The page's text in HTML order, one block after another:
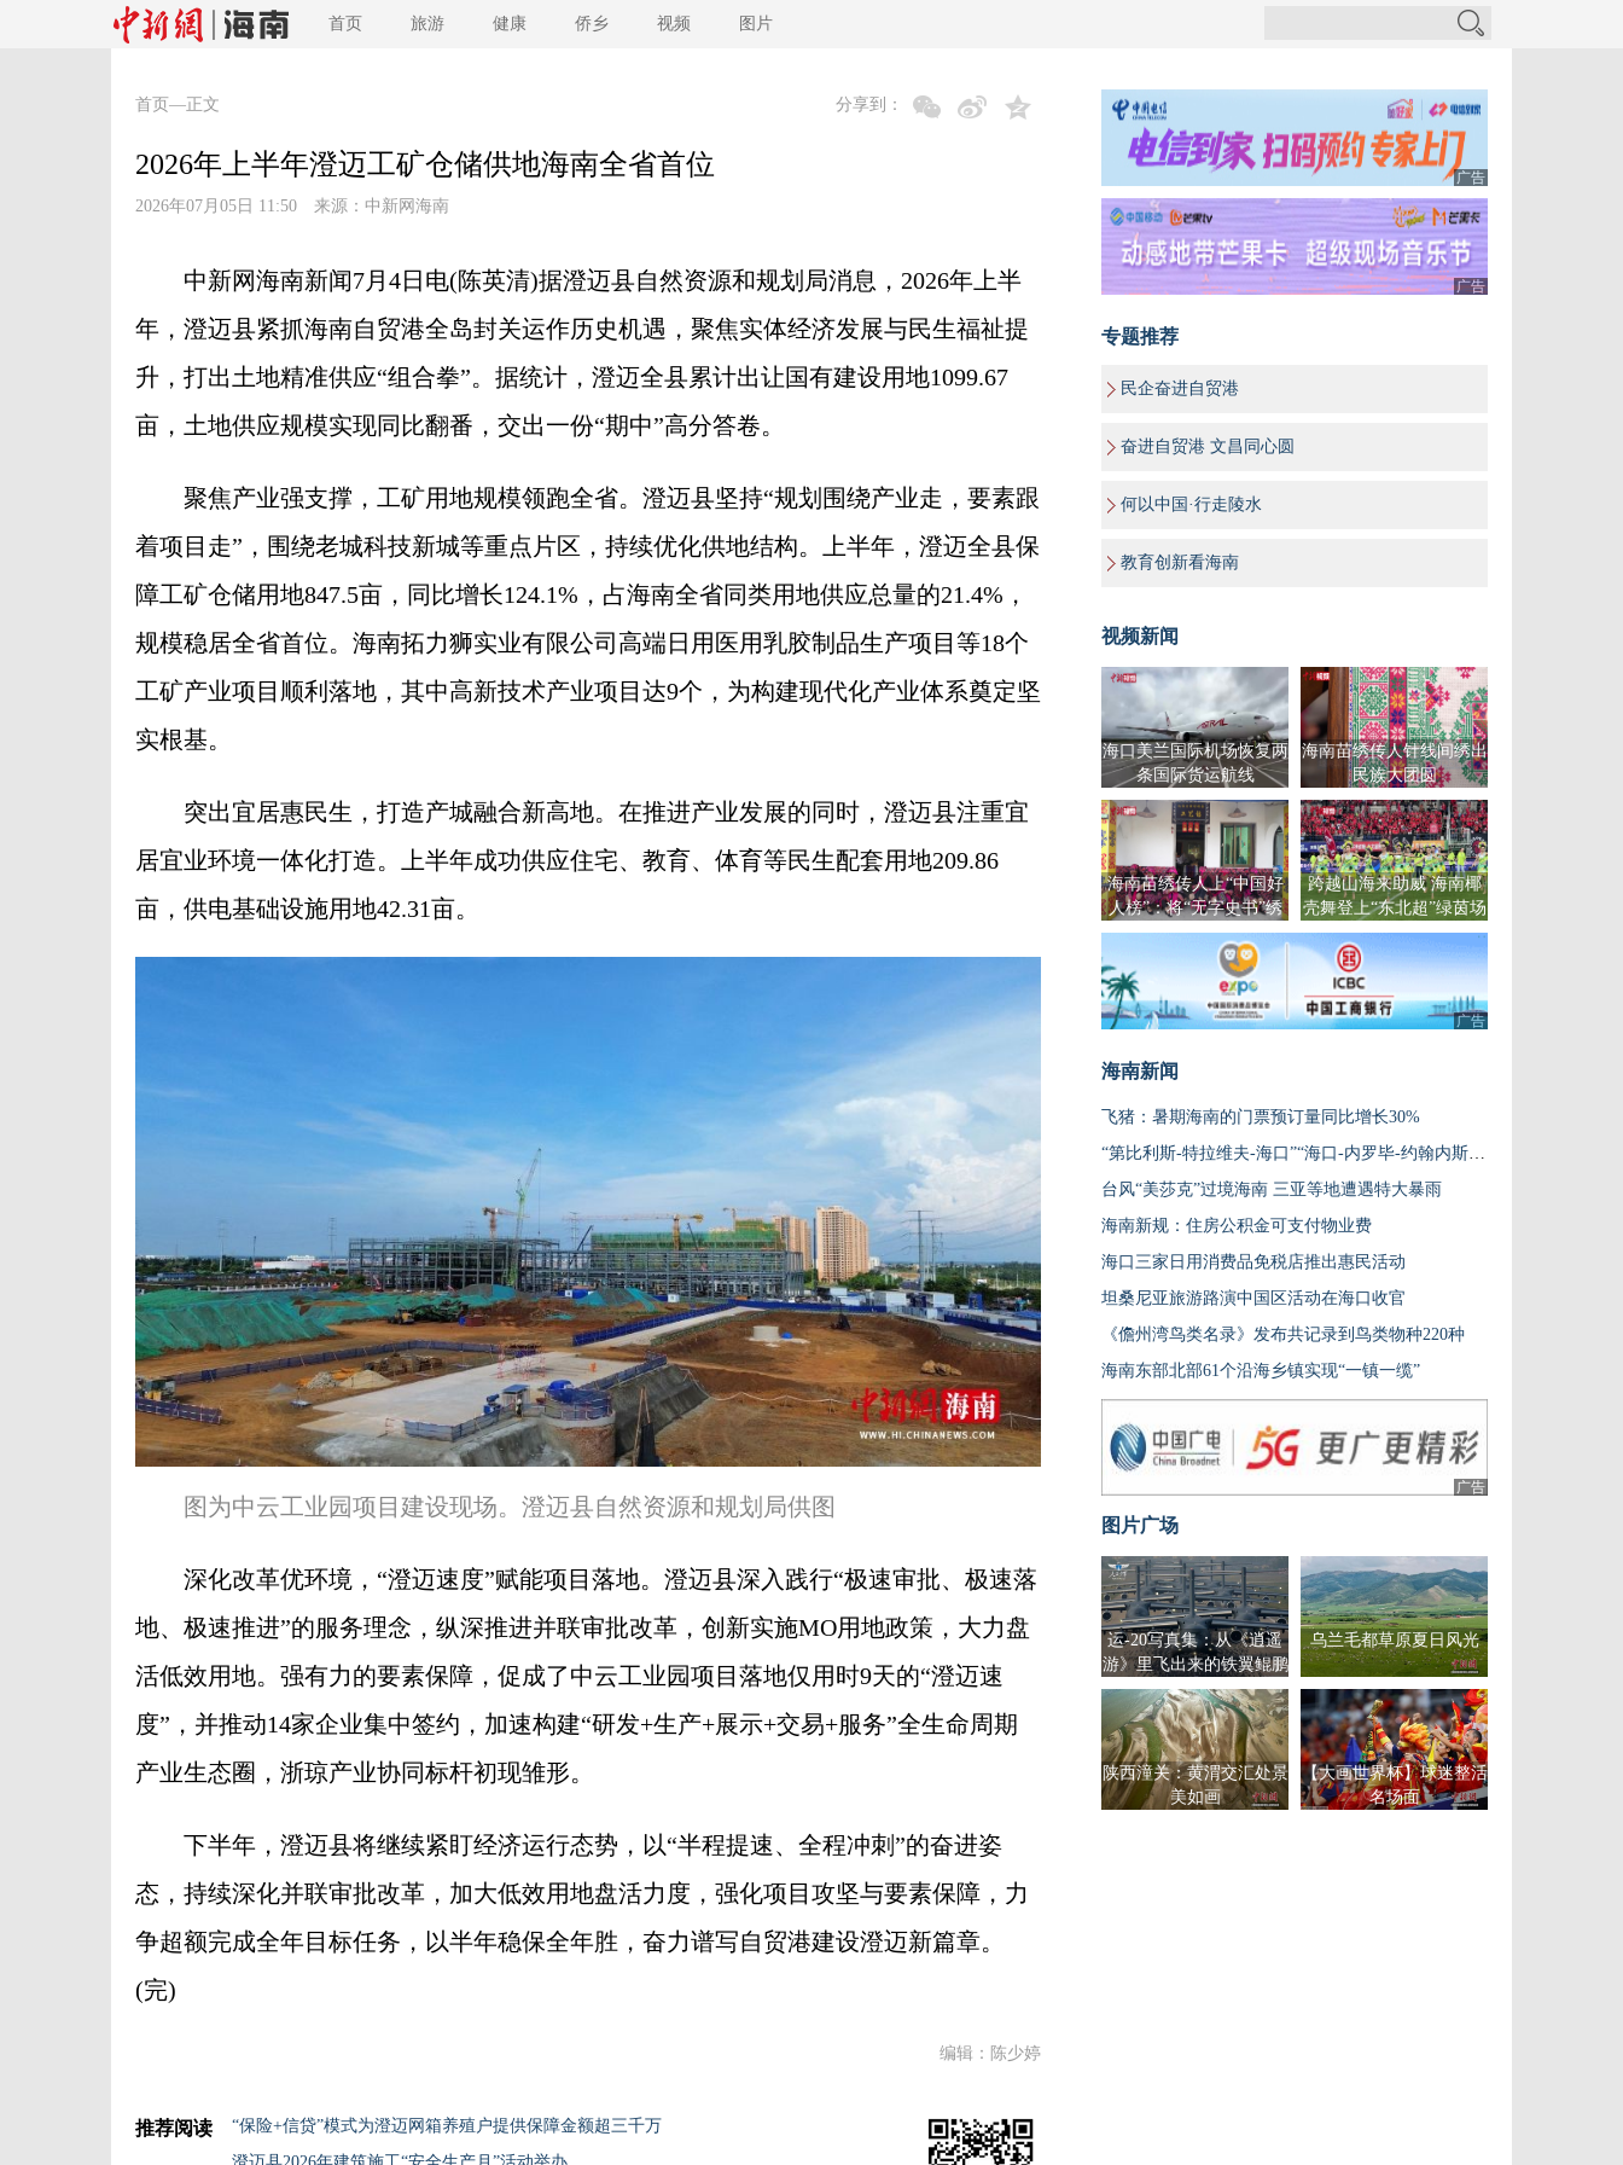
首页 旅游 健康 侨乡 视频 图片
首页 —正文 分享到：
2026年上半年澄迈工矿仓储供地海南全省首位
2026年07月05日 11:50 来源： 中新网海南
中新网海南新闻7月4日电(陈英清)据澄迈县自然资源和规划局消息，2026年上半
年，澄迈县紧抓海南自贸港全岛封关运作历史机遇，聚焦实体经济发展与民生福祉提
升，打出土地精准供应“组合拳”。据统计，澄迈全县累计出让国有建设用地1099.67
亩，土地供应规模实现同比翻番，交出一份“期中”高分答卷。
聚焦产业强支撑，工矿用地规模领跑全省。澄迈县坚持“规划围绕产业走，要素跟
着项目走”，围绕老城科技新城等重点片区，持续优化供地结构。上半年，澄迈全县保
障工矿仓储用地847.5亩，同比增长124.1%，占海南全省同类用地供应总量的21.4%，
规模稳居全省首位。海南拓力狮实业有限公司高端日用医用乳胶制品生产项目等18个
工矿产业项目顺利落地，其中高新技术产业项目达9个，为构建现代化产业体系奠定坚
实根基。
突出宜居惠民生，打造产城融合新高地。在推进产业发展的同时，澄迈县注重宜
居宜业环境一体化打造。上半年成功供应住宅、教育、体育等民生配套用地209.86
亩，供电基础设施用地42.31亩。
图为中云工业园项目建设现场。澄迈县自然资源和规划局供图
深化改革优环境，“澄迈速度”赋能项目落地。澄迈县深入践行“极速审批、极速落
地、极速推进”的服务理念，纵深推进并联审批改革，创新实施MO用地政策，大力盘
活低效用地。强有力的要素保障，促成了中云工业园项目落地仅用时9天的“澄迈速
度”，并推动14家企业集中签约，加速构建“研发+生产+展示+交易+服务”全生命周期
产业生态圈，浙琼产业协同标杆初现雏形。
下半年，澄迈县将继续紧盯经济运行态势，以“半程提速、全程冲刺”的奋进姿
态，持续深化并联审批改革，加大低效用地盘活力度，强化项目攻坚与要素保障，力
争超额完成全年目标任务，以半年稳保全年胜，奋力谱写自贸港建设澄迈新篇章。
(完)
编辑：陈少婷
推荐阅读
“保险+信贷”模式为澄迈网箱养殖户提供保障金额超三千万
广告
广告
专题推荐
民企奋进自贸港
奋进自贸港 文昌同心圆
何以中国·行走陵水
教育创新看海南
视频新闻
海口美兰国际机场恢复两
条国际货运航线
海南苗绣传人针线间绣出
民族大团圆
海南苗绣传人上“中国好
人榜”：将“无字史书”绣
出圈
跨越山海来助威 海南椰
壳舞登上“东北超”绿茵场
广告
海南新闻
飞猪：暑期海南的门票预订量同比增长30%
“第比利斯-特拉维夫-海口”“海口-内罗毕-约翰内斯堡”货运航线恢复
台风“美莎克”过境海南 三亚等地遭遇特大暴雨
海南新规：住房公积金可支付物业费
海口三家日用消费品免税店推出惠民活动
坦桑尼亚旅游路演中国区活动在海口收官
《儋州湾鸟类名录》发布共记录到鸟类物种220种
海南东部北部61个沿海乡镇实现“一镇一缆”
广告
图片广场
运-20写真集：从《逍遥
游》里飞出来的铁翼鲲鹏
乌兰毛都草原夏日风光
陕西潼关：黄渭交汇处景
美如画
【大画世界杯】球迷整活
名场面